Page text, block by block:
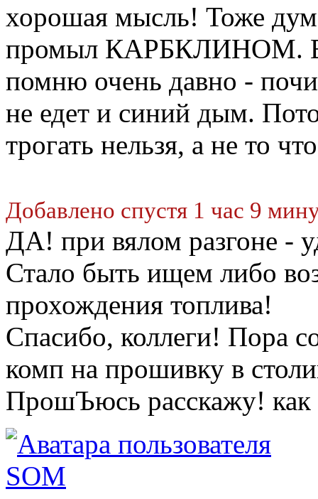
хорошая мысль! Тоже
промыл КАРБКЛИНОМ.
помню очень давно -
не едет и синий дым.
трогать нельзя, а не то
Добавлено спустя 1 час 9
ДА! при вялом разгоне -
Стало быть ищем либо
прохождения топлива!
Спасибо, коллеги! Пора
комп на прошивку в
ПрошЪюсь расскажу! как
SOM